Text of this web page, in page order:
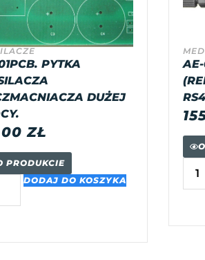
PYTKA
DUŻEJ
ZŁ
PRODUKCIE
DODAJ DO KOSZYKA
AE-